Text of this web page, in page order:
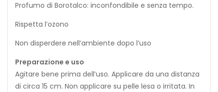
Profumo di Borotalco: inconfondibile e senza tempo.
Rispetta l’ozono
Non disperdere nell’ambiente dopo l’uso
Preparazione e uso
Agitare bene prima dell’uso. Applicare da una distanza
di circa 15 cm. Non applicare su pelle lesa o irritata. In